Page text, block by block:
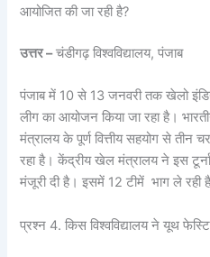
आयोजित की जा रही है?
उत्तर –चंडीगढ़ विश्वविद्यालय, पंजाब
पंजाब में 10 से 13 जनवरी तक खेलो
लीग का आयोजन किया जा रहा है।
मंत्रालय के पूर्ण वित्तीय सहयोग से तीन
रहा है। केंद्रीय खेल मंत्रालय ने इस
मंजूरी दी है। इसमें 12 टीमें भाग ले रही
प्रश्न 4. किस विश्वविद्यालय ने यूथ